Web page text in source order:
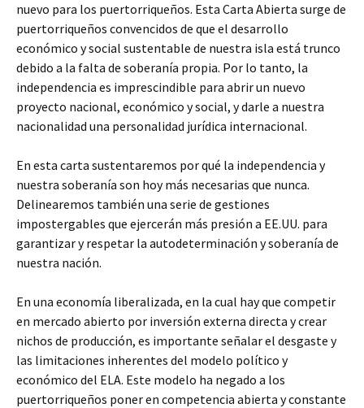
nuevo para los puertorriqueños. Esta Carta Abierta surge de
puertorriqueños convencidos de que el desarrollo
económico y social sustentable de nuestra isla está trunco
debido a la falta de soberanía propia. Por lo tanto, la
independencia es imprescindible para abrir un nuevo
proyecto nacional, económico y social, y darle a nuestra
nacionalidad una personalidad jurídica internacional.
En esta carta sustentaremos por qué la independencia y
nuestra soberanía son hoy más necesarias que nunca.
Delinearemos también una serie de gestiones
impostergables que ejercerán más presión a EE.UU. para
garantizar y respetar la autodeterminación y soberanía de
nuestra nación.
En una economía liberalizada, en la cual hay que competir
en mercado abierto por inversión externa directa y crear
nichos de producción, es importante señalar el desgaste y
las limitaciones inherentes del modelo político y
económico del ELA. Este modelo ha negado a los
puertorriqueños poner en competencia abierta y constante